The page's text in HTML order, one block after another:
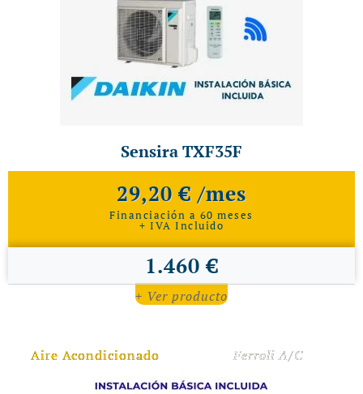
Sensira TXF35F
29,20 € /mes
Financiación a 60 meses
+ IVA Incluido
1.460 €
+ Ver producto
Aire Acondicionado Ferroli A/C